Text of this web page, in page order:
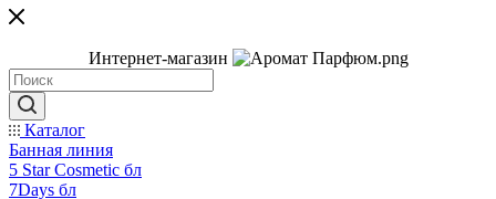
Интернет-магазин
Каталог
Банная линия
5 Star Cosmetic бл
7Days бл